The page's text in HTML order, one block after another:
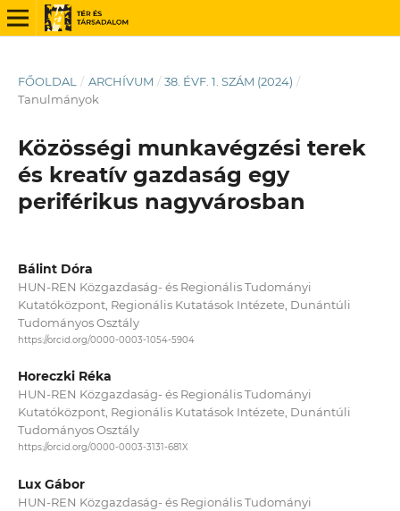
FŐOLDAL / ARCHÍVUM / 38. ÉVF. 1. SZÁM (2024) /
Tanulmányok
Közösségi munkavégzési terek
és kreatív gazdaság egy
periférikus nagyvárosban
Bálint Dóra
HUN-REN Közgazdaság- és Regionális Tudományi
Kutatóközpont, Regionális Kutatások Intézete, Dunántúli
Tudományos Osztály
https://orcid.org/0000-0003-1054-5904
Horeczki Réka
HUN-REN Közgazdaság- és Regionális Tudományi
Kutatóközpont, Regionális Kutatások Intézete, Dunántúli
Tudományos Osztály
https://orcid.org/0000-0003-3131-681X
Lux Gábor
HUN-REN Közgazdaság- és Regionális Tudományi